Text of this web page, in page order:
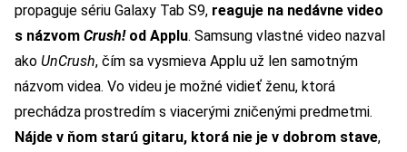
propaguje sériu Galaxy Tab S9, reaguje na nedávne video
s názvom Crush!od Applu. Samsung vlastné video nazval
ako UnCrush, čím sa vysmieva Applu už len samotným
názvom videa. Vo videu je možné vidieť ženu, ktorá
prechádza prostredím s viacerými zničenými predmetmi.
Nájde v ňom starú gitaru, ktorá nie je v dobrom stave,